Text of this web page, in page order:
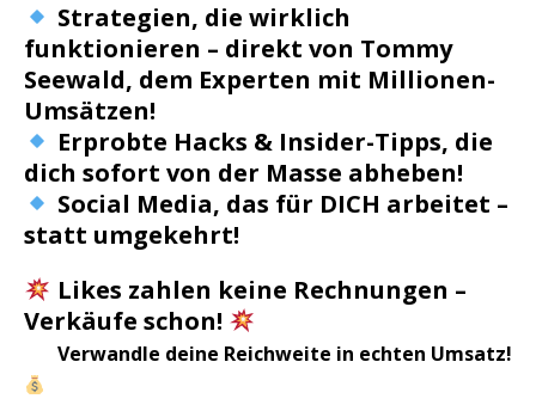
Strategien, die wirklich
funktionieren – direkt von Tommy
Seewald, dem Experten mit Millionen-
Umsätzen!
Erprobte Hacks & Insider-Tipps, die
dich sofort von der Masse abheben!
Social Media, das für DICH arbeitet –
statt umgekehrt!
Likes zahlen keine Rechnungen –
Verkäufe schon!
Verwandle deine Reichweite in echten Umsatz!